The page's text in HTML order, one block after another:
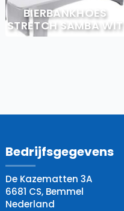
BIERBANKHOES
STRETCH SAMBA WIT
Bedrijfsgegevens
De Kazematten 3A
6681 CS, Bemmel
Nederland